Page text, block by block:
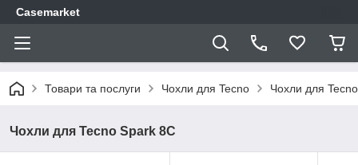
Casemarket
Товари та послуги Чохли для Tecno Чохли для
Чохли для Tecno Spark 8C